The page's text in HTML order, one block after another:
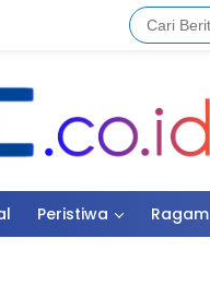
Peristiwa Ragam